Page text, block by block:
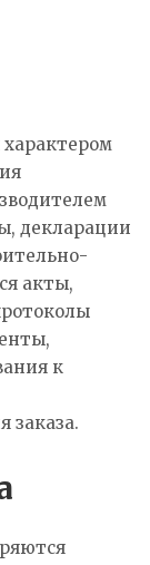
характером
декларации
акты,
к
заказа.